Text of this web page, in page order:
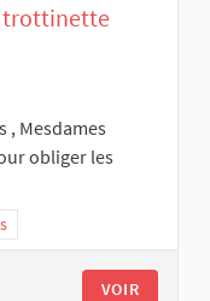
trottinette
, Mesdames
obliger les
VOIR